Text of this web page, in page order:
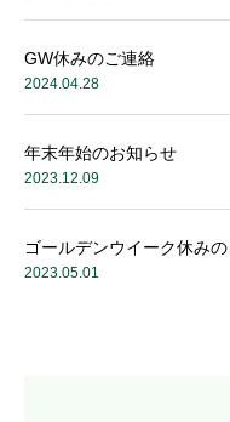
GW休みのご連絡
2024.04.28
年末年始のお知らせ
2023.12.09
ゴールデンウイーク休み
2023.05.01